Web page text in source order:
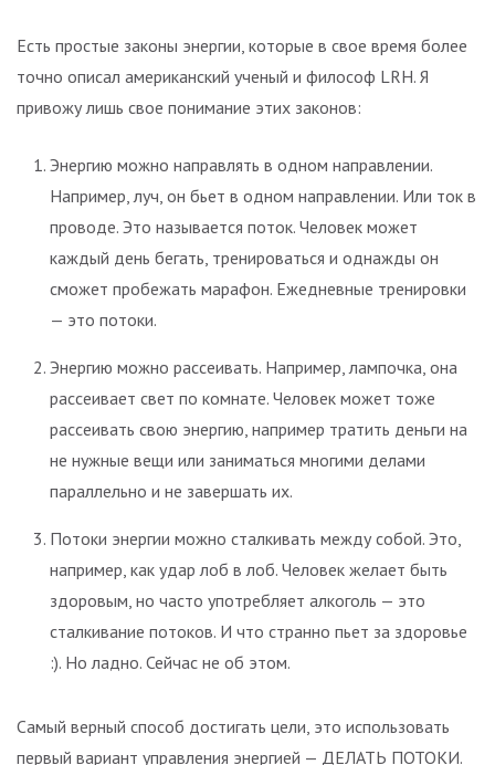
Есть простые законы энергии, которые в свое время более
точно описал американский ученый и философ LRH. Я
привожу лишь свое понимание этих законов:
Энергию можно направлять в одном направлении.
Например, луч, он бьет в одном направлении. Или ток в
проводе. Это называется поток. Человек может
каждый день бегать, тренироваться и однажды он
сможет пробежать марафон. Ежедневные тренировки
— это потоки.
Энергию можно рассеивать. Например, лампочка, она
рассеивает свет по комнате. Человек может тоже
рассеивать свою энергию, например тратить деньги на
не нужные вещи или заниматься многими делами
параллельно и не завершать их.
Потоки энергии можно сталкивать между собой. Это,
например, как удар лоб в лоб. Человек желает быть
здоровым, но часто употребляет алкоголь — это
сталкивание потоков. И что странно пьет за здоровье
:). Но ладно. Сейчас не об этом.
Самый верный способ достигать цели, это использовать
первый вариант управления энергией — ДЕЛАТЬ ПОТОКИ.